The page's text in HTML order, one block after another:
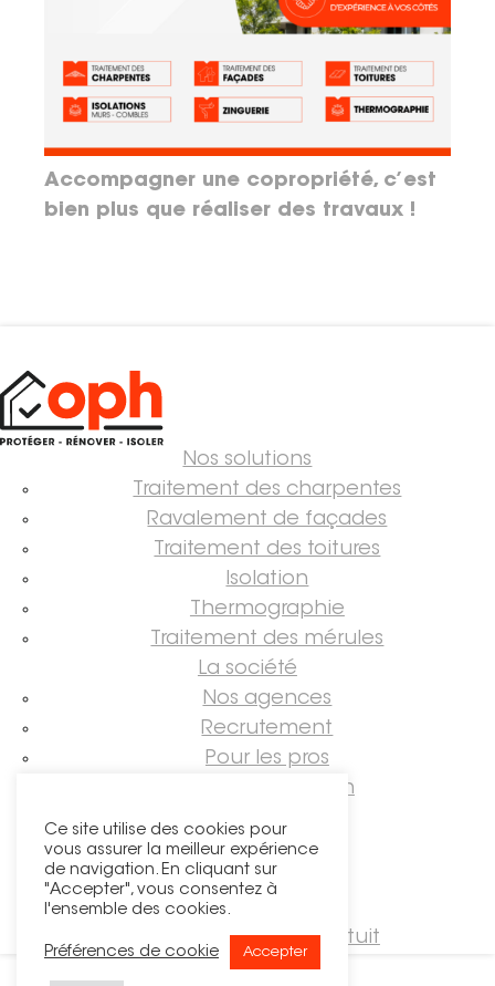
Accompagner une copropriété, c’est
bien plus que réaliser des travaux !
Nos solutions
Traitement des charpentes
Ravalement de façades
Traitement des toitures
Isolation
Thermographie
Traitement des mérules
La société
Nos agences
Recrutement
Pour les pros
Guide rénovation
Suivez-nous !
Demander un devis gratuit
Ce site utilise des cookies pour
vous assurer la meilleur expérience
de navigation. En cliquant sur
"Accepter", vous consentez à
l'ensemble des cookies.
Préférences de cookie Accepter